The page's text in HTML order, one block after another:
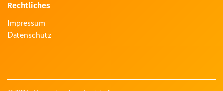
Rechtliches
Impressum
Datenschutz